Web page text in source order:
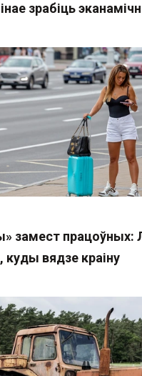
зрабіць
замест працоўных:
куды вядзе краіну